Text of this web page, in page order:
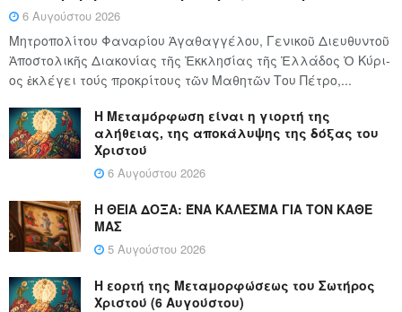
6 Αυγούστου 2026
Μητροπολίτου Φαναρίου Ἀγαθαγγέλου, Γενικοῦ Διευθυντοῦ
Ἀποστολικῆς Διακονίας τῆς Ἐκκλησίας τῆς Ἑλλάδος Ὁ Κύ­ρι­
ος ἐκλέγει τούς προ­κρί­τους τῶν Μα­θη­τῶν Του Πέ­τρο,...
Η Μεταμόρφωση είναι η γιορτή της
αλήθειας, της αποκάλυψης της δόξας του
Χριστού
6 Αυγούστου 2026
Η ΘΕΙΑ ΔΟΞΑ: ΈΝΑ ΚΑΛΕΣΜΑ ΓΙΑ ΤΟΝ ΚΑΘΕ
ΜΑΣ
5 Αυγούστου 2026
Η εορτή της Μεταμορφώσεως του Σωτήρος
Χριστού (6 Αυγούστου)